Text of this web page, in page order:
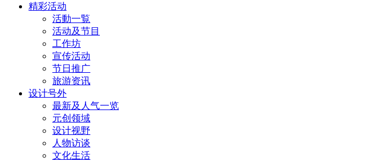
精彩活动
活動一覧
活动及节目
工作坊
宣传活动
节日推广
旅游资讯
设计号外
最新及人气一览
元创领域
设计视野
人物访谈
文化生活